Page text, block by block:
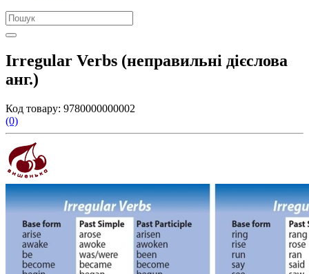
Irregular Verbs (неправильні дієслова
анг.)
Код товару: 9780000000002
(0)